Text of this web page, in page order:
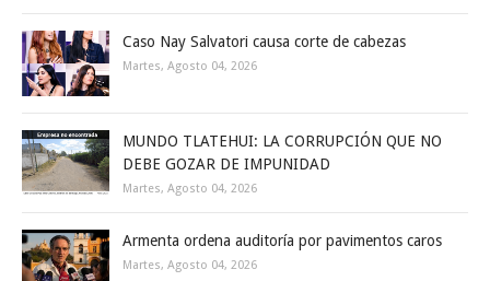
Caso Nay Salvatori causa corte de cabezas
Martes, Agosto 04, 2026
MUNDO TLATEHUI: LA CORRUPCIÓN QUE NO
DEBE GOZAR DE IMPUNIDAD
Martes, Agosto 04, 2026
Armenta ordena auditoría por pavimentos caros
Martes, Agosto 04, 2026